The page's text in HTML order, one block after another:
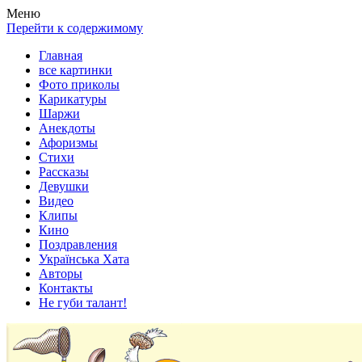
Весела хата — прикольные картинки, смешные истории, клипы!
Покажем всем ваши фото приколы, карикатуры, шаржи, стихи,
Меню
Перейти к содержимому
Главная
все картинки
Фото приколы
Карикатуры
Шаржи
Анекдоты
Афоризмы
Стихи
Рассказы
Девушки
Видео
Клипы
Кино
Поздравления
Українська Хата
Авторы
Контакты
Не губи талант!